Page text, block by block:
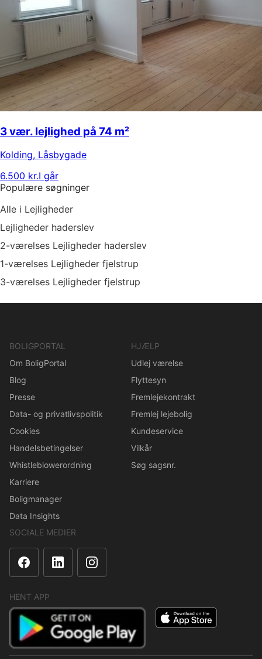
3 vær. lejlighed på 74 m²
Kolding, Låsbygade
6.500 kr.I går
Populære søgninger
Alle i Lejligheder
Lejligheder haderslev
2-værelses Lejligheder haderslev
1-værelses Lejligheder fjelstrup
3-værelses Lejligheder fjelstrup
BOLIGPORTAL
Om BoligPortal
Blog
Presse
Data- og privatlivspolitik
Cookies
Handelsbetingelser
Whistleblowerordning
Karriere
Boligmanager
Data Insights
HJÆLP
Udlej værelse
Flyttesyn
Fremlejekontrakt
Fremlej lejebolig
Kundeservice
Vilkår
Søg sagsnr.
SOCIALE MEDIER
HENT APP